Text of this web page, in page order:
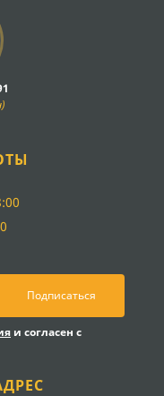
Подписаться
и согласен с